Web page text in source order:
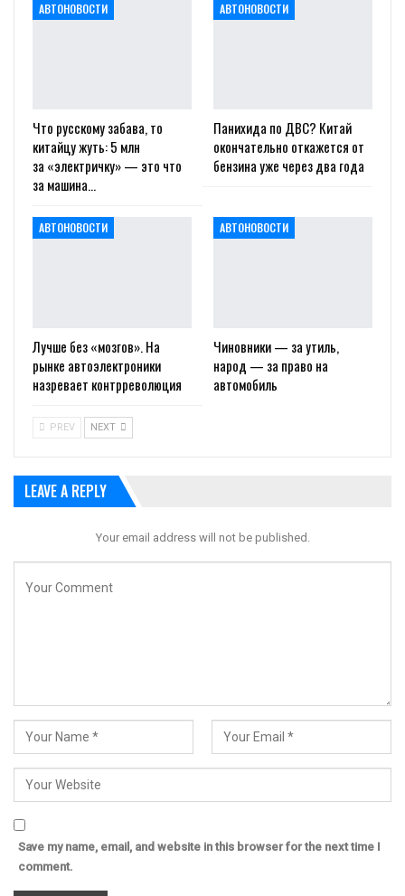
АВТОНОВОСТИ
Что русскому забава, то
китайцу жуть: 5 млн
за «электричку» — это что
за машина…
АВТОНОВОСТИ
Панихида по ДВС? Китай
окончательно откажется от
бензина уже через два года
АВТОНОВОСТИ
Лучше без «мозгов». На
рынке автоэлектроники
назревает контрреволюция
АВТОНОВОСТИ
Чиновники — за утиль,
народ — за право на
автомобиль
PREV NEXT
LEAVE A REPLY
Your email address will not be published.
Save my name, email, and website in this browser for the next time I
comment.